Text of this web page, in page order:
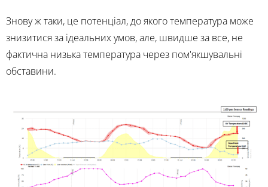
Знову ж таки, це потенціал, до якого температура може
знизитися за ідеальних умов, але, швидше за все, не
фактична низька температура через пом'якшувальні
обставини.